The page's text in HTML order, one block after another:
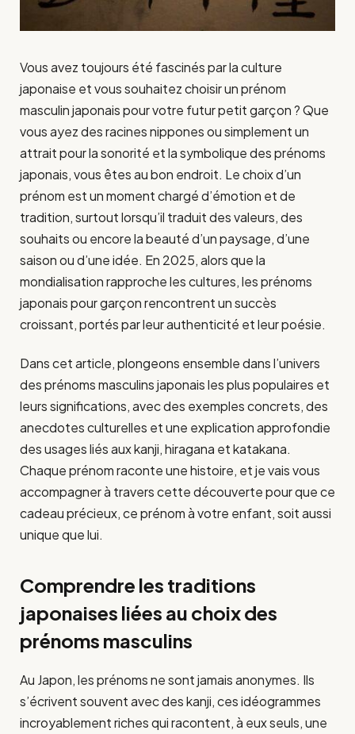
Vous avez toujours été fascinés par la culture
japonaise et vous souhaitez choisir un prénom
masculin japonais pour votre futur petit garçon ? Que
vous ayez des racines nippones ou simplement un
attrait pour la sonorité et la symbolique des prénoms
japonais, vous êtes au bon endroit. Le choix d’un
prénom est un moment chargé d’émotion et de
tradition, surtout lorsqu’il traduit des valeurs, des
souhaits ou encore la beauté d’un paysage, d’une
saison ou d’une idée. En 2025, alors que la
mondialisation rapproche les cultures, les prénoms
japonais pour garçon rencontrent un succès
croissant, portés par leur authenticité et leur poésie.
Dans cet article, plongeons ensemble dans l’univers
des prénoms masculins japonais les plus populaires et
leurs significations, avec des exemples concrets, des
anecdotes culturelles et une explication approfondie
des usages liés aux kanji, hiragana et katakana.
Chaque prénom raconte une histoire, et je vais vous
accompagner à travers cette découverte pour que ce
cadeau précieux, ce prénom à votre enfant, soit aussi
unique que lui.
Comprendre les traditions
japonaises liées au choix des
prénoms masculins
Au Japon, les prénoms ne sont jamais anonymes. Ils
s’écrivent souvent avec des kanji, ces idéogrammes
incroyablement riches qui racontent, à eux seuls, une